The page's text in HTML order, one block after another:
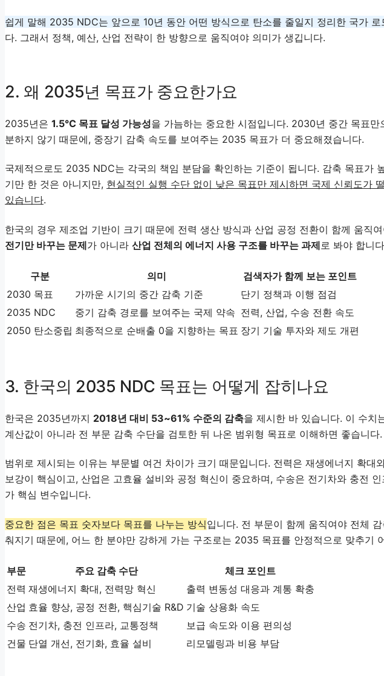
쉽게 말해 2035 NDC는 앞으로 10년 동안 어떤 방식으로 탄소를 줄일지 정리한 국가 로
다. 그래서 정책, 예산, 산업 전략이 한 방향으로 움직여야 의미가 생깁니다.
2. 왜 2035년 목표가 중요한가요
2035년은 1.5°C 목표 달성 가능성을 가늠하는 중요한 시점입니다. 2030년 중간 목표만
분하지 않기 때문에, 중장기 감축 속도를 보여주는 2035 목표가 더 중요해졌습니다.
국제적으로도 2035 NDC는 각국의 책임 분담을 확인하는 기준이 됩니다. 감축 목표가
기만 한 것은 아니지만, 현실적인 실행 수단 없이 낮은 목표만 제시하면 국제 신뢰도가
있습니다.
한국의 경우 제조업 기반이 크기 때문에 전력 생산 방식과 산업 공정 전환이 함께 움직
전기만 바꾸는 문제가 아니라 산업 전체의 에너지 사용 구조를 바꾸는 과제 로 봐야 합니
구분 의미
검색자가 함께 보는 포인트
2030 목표
가까운 시기의 중간 감축 기준
단기 정책과 이행 점검
2035 NDC
중기 감축 경로를 보여주는 국제 약속 전력, 산업, 수송 전환 속도
2050 탄소중립 최종적으로 순배출 0을 지향하는 목표 장기 기술 투자와 제도 개편
3. 한국의 2035 NDC 목표는 어떻게 잡히나요
한국은 2035년까지 2018년 대비 53~61% 수준의 감축을 제시한 바 있습니다. 이 수치
계산값이 아니라 전 부문 감축 수단을 검토한 뒤 나온 범위형 목표로 이해하면 좋습니다.
범위로 제시되는 이유는 부문별 여건 차이가 크기 때문입니다. 전력은 재생에너지 확대
보강이 핵심이고, 산업은 고효율 설비와 공정 혁신이 중요하며, 수송은 전기차와 충전 인
가 핵심 변수입니다.
중요한 점은 목표 숫자보다 목표를 나누는 방식입니다. 전 부문이 함께 움직여야 전체
춰지기 때문에, 어느 한 분야만 강하게 가는 구조로는 2035 목표를 안정적으로 맞추기
부문 주요 감축 수단
체크 포인트
전력 재생에너지 확대, 전력망 혁신
출력 변동성 대응과 계통 확충
산업 효율 향상, 공정 전환, 핵심기술 R&D 기술 상용화 속도
수송 전기차, 충전 인프라, 교통정책
보급 속도와 이용 편의성
건물 단열 개선, 전기화, 효율 설비 리모델링과 비용 부담